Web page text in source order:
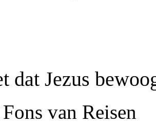
dat Jezus
Fons van Reisen